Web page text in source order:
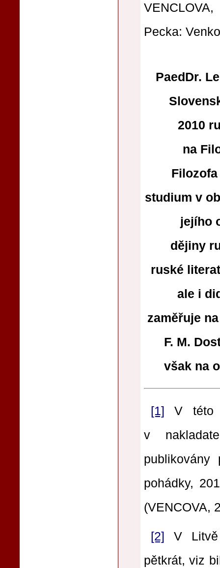
Pecka:
PaedDr.
2010
na
studium v
jejího
dějiny
ruské
ale i
zaměřuje
F. M.
však na
[1]
V této
v
publikovány
pohádky,
(VENCOVA,
[2]
V Litvě
pětkrát, viz